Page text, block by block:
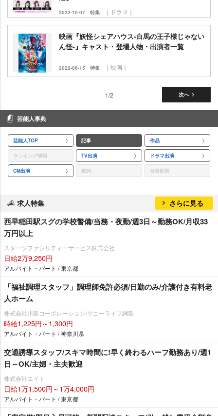
2022-10-07 特集 ｜ドラマ｜
映画『妖怪シェアハウス-白馬の王子様じゃない
ん怪-』キャスト・登場人物・出演者一覧
2022-06-15 特集 ｜映画｜
次へ
1/2
芸能人事典
芸能人TOP 記事 作品
ランキング情報 TV出演 ドラマ出演
CM出演 歌詞 音楽配信
求人特集 さらに見る
西早稲田駅スグの学校警備/当務・夜勤/週3日～勤務OK/月収33
万円以上
スターツファシリティーサービス株式会社
日給2万9,250円
アルバイト・パート / 東京都
「福祉調理スタッフ」調理師免許必須/日勤のみ/介護付き有料老
人ホーム
株式会社川島コーポレーション/サニーライフ綱島
時給1,225円～1,300円
アルバイト・パート / 神奈川県
交通誘導スタッフ/スキマ時間に!早く終わるハーフ勤務あり/週1
日～OK/主婦・主夫歓迎
株式会社エイト
日給1万1,500円～1万4,000円
アルバイト・パート / 東京都